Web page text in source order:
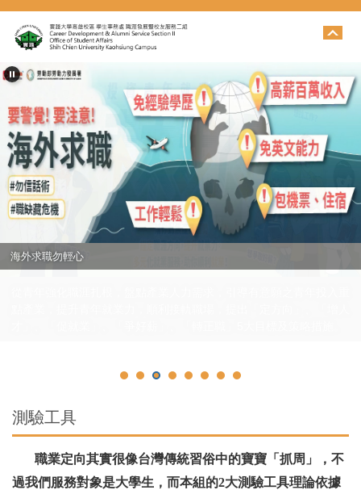
跳
到
主
內
區
海外求職勿輕心
測驗工具
職業定向其實很像台灣傳統習俗中的寶寶「抓周」，不
過我們服務對象是大學生，而本組的2大測驗工具理論依據